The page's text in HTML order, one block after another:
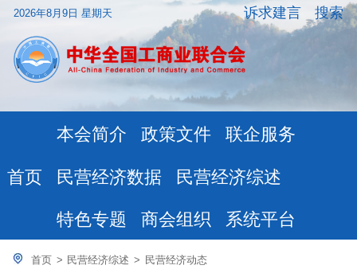
2026年8月9日 星期天 搜索
诉求建言
首页
本会简介 政策文件 联企服务
民营经济数据 民营经济综述
特色专题 商会组织 系统平台
首页 > 民营经济综述 > 民营经济动态